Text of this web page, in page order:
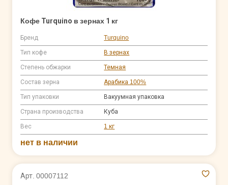
Кофе Turquino в зернах 1 кг
Бренд Turquino
Тип кофе В зернах
Степень обжарки Темная
Состав зерна Арабика 100%
Тип упаковки Вакуумная упаковка
Страна производства Куба
Вес 1 кг
нет в наличии
Арт. 00007112